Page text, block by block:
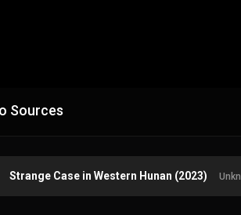
Sources
Strange Case in Western Hunan (2023)